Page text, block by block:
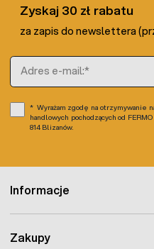
Informacje
Zakupy
Zyskaj 30 zł rabatu
za zapis do newslettera
Adres e-mail
Wyrażam zgodę na otrzymywanie
handlowych pochodzących od
814 Blizanów.